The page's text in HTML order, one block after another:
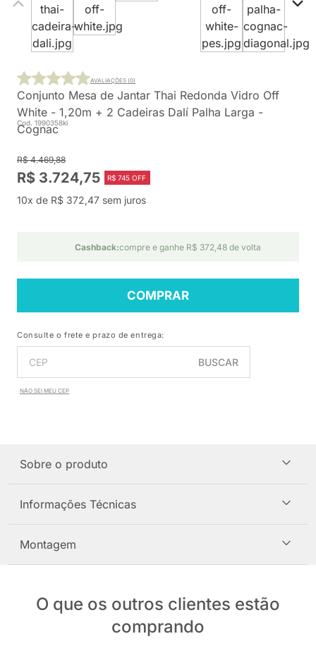
Conjunto Mesa de Jantar Thai Redonda Vidro Off
White - 1,20m + 2 Cadeiras Dalí Palha Larga -
Cognac
Cod. 1990358ki
AVALIAÇÕES (0)
R$ 4.469,88
R$ 3.724,75 R$ 745 OFF
10x de R$ 372,47 sem juros
Cashback:compre e ganhe R$ 372,48 de volta
COMPRAR
Consulte o frete e prazo de entrega:
BUSCAR
NÃO SEI MEU CEP
Sobre o produto
Informações Técnicas
Montagem
O que os outros clientes estão
comprando